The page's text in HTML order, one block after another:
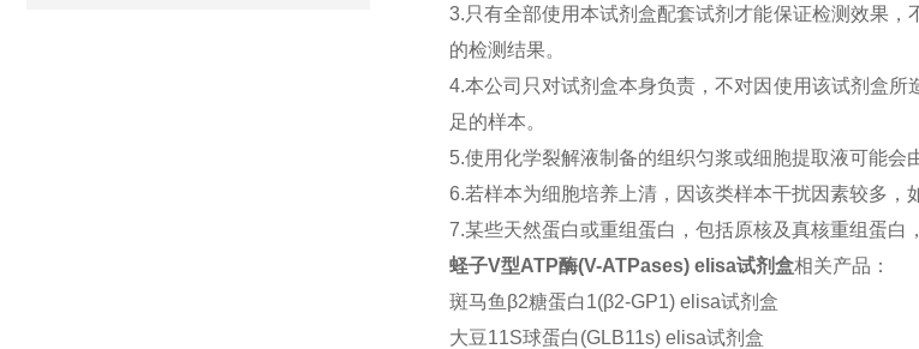
3.只有全部使用本试剂盒配套试剂才能保证检测效果
的检测结果。
4.本公司只对试剂盒本身负责，不对因使用该试剂盒
足的样本。
5.使用化学裂解液制备的组织匀浆或细胞提取液可能会
6.若样本为细胞培养上清，因该类样本干扰因素较多，
7.某些天然蛋白或重组蛋白，包括原核及真核重组蛋白
蛏子V型ATP酶(V-ATPases) elisa试剂盒相关产品：
斑马鱼β2糖蛋白1(β2-GP1) elisa试剂盒
大豆11S球蛋白(GLB11s) elisa试剂盒